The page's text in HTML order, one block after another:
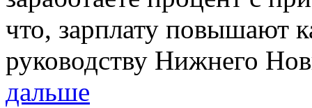
что, зарплату повышают
руководству Нижнего
дальше